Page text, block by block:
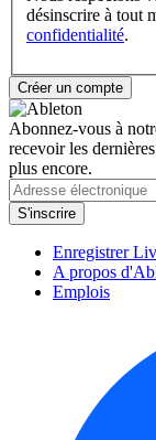
désinscrire à tout
confidentialité.
Abonnez-vous à
recevoir les
plus encore.
Enregistrer
A propos
Emplois